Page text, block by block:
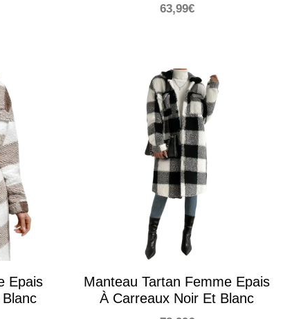
63,99€
Epais
Manteau Tartan Femme Epais
À Carreaux Noir Et Blanc